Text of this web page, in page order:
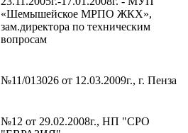
«Шемышейское МРПО ЖКХ»,
зам.директора по техническим
вопросам
№11/013026 от 12.03.2009г., г. Пенза
№12 от 29.02.2008г., НП "СРО